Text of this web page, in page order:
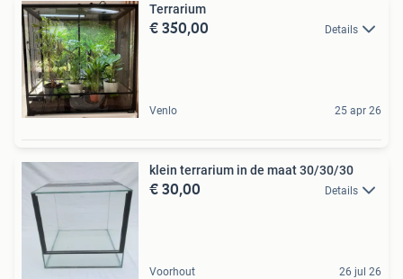
Terrarium
€ 350,00 Details
Venlo 25 apr 26
klein terrarium in de maat 30/30/30
€ 30,00 Details
Voorhout 26 jul 26